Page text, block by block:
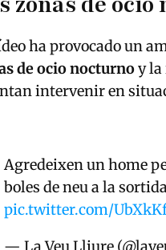
ha provocado un
de ocio nocturnoy la
intervenir en
Agredeixen un home
boles de neu a la
pic.twitter.com/
— La Veu Lliure